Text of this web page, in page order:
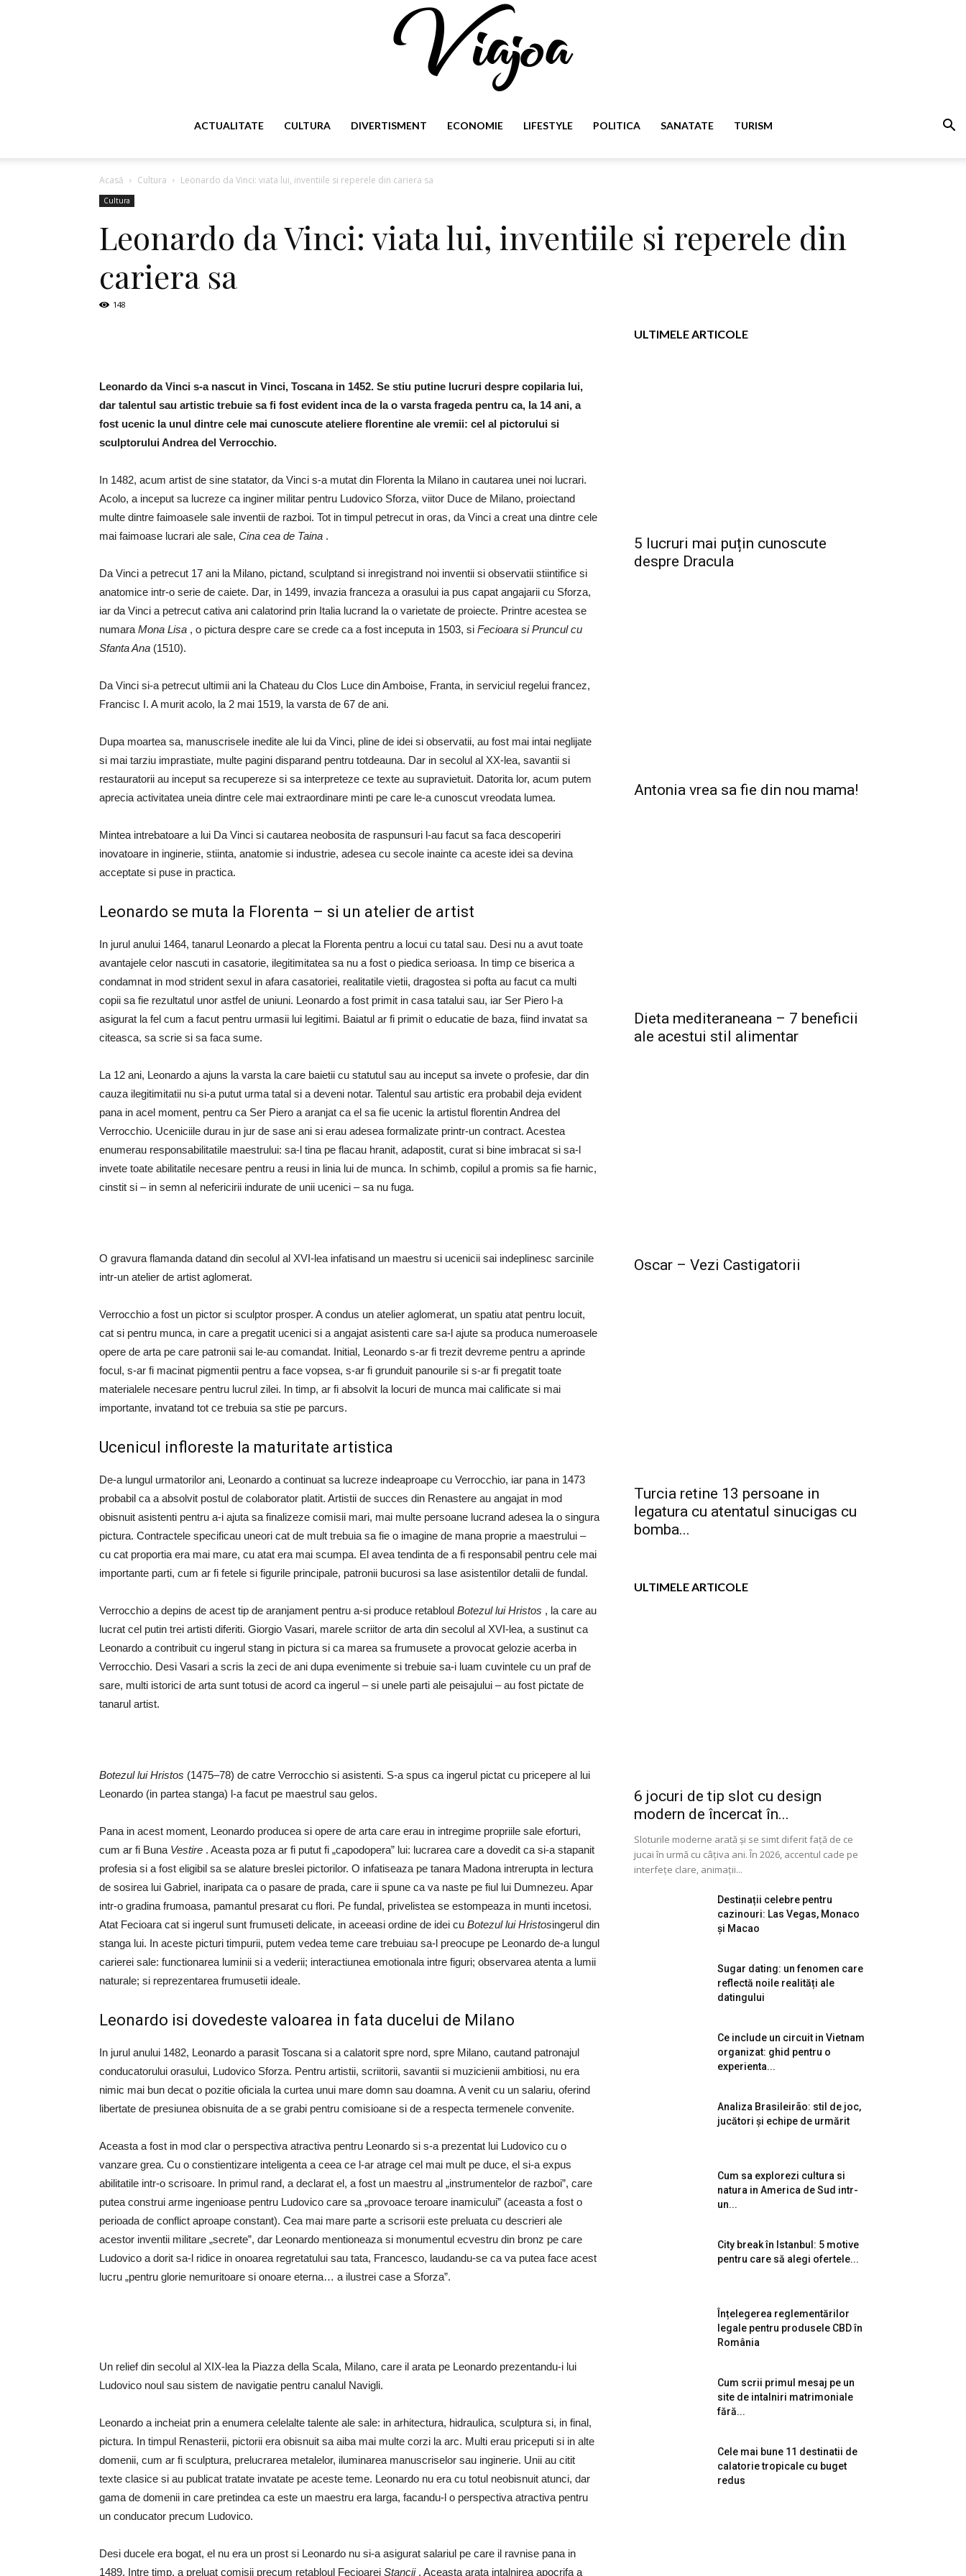
ACTUALITATE CULTURA DIVERTISMENT ECONOMIE LIFESTYLE POLITICA SANATATE TURISM
Acasă Cultura Leonardo da Vinci: viata lui, inventiile si reperele din cariera sa
Cultura
Leonardo da Vinci: viata lui, inventiile si reperele din
cariera sa
148
Leonardo da Vinci s-a nascut in Vinci, Toscana in 1452. Se stiu putine lucruri despre copilaria lui,
dar talentul sau artistic trebuie sa fi fost evident inca de la o varsta frageda pentru ca, la 14 ani, a
fost ucenic la unul dintre cele mai cunoscute ateliere florentine ale vremii: cel al pictorului si
sculptorului Andrea del Verrocchio.
In 1482, acum artist de sine statator, da Vinci s-a mutat din Florenta la Milano in cautarea unei noi lucrari.
Acolo, a inceput sa lucreze ca inginer militar pentru Ludovico Sforza, viitor Duce de Milano, proiectand
multe dintre faimoasele sale inventii de razboi. Tot in timpul petrecut in oras, da Vinci a creat una dintre cele
mai faimoase lucrari ale sale, Cina cea de Taina .
Da Vinci a petrecut 17 ani la Milano, pictand, sculptand si inregistrand noi inventii si observatii stiintifice si
anatomice intr-o serie de caiete. Dar, in 1499, invazia franceza a orasului ia pus capat angajarii cu Sforza,
iar da Vinci a petrecut cativa ani calatorind prin Italia lucrand la o varietate de proiecte. Printre acestea se
numara Mona Lisa , o pictura despre care se crede ca a fost inceputa in 1503, si Fecioara si Pruncul cu
Sfanta Ana (1510).
Da Vinci si-a petrecut ultimii ani la Chateau du Clos Luce din Amboise, Franta, in serviciul regelui francez,
Francisc I. A murit acolo, la 2 mai 1519, la varsta de 67 de ani.
Dupa moartea sa, manuscrisele inedite ale lui da Vinci, pline de idei si observatii, au fost mai intai neglijate
si mai tarziu imprastiate, multe pagini disparand pentru totdeauna. Dar in secolul al XX-lea, savantii si
restauratorii au inceput sa recupereze si sa interpreteze ce texte au supravietuit. Datorita lor, acum putem
aprecia activitatea uneia dintre cele mai extraordinare minti pe care le-a cunoscut vreodata lumea.
Mintea intrebatoare a lui Da Vinci si cautarea neobosita de raspunsuri l-au facut sa faca descoperiri
inovatoare in inginerie, stiinta, anatomie si industrie, adesea cu secole inainte ca aceste idei sa devina
acceptate si puse in practica.
Leonardo se muta la Florenta – si un atelier de artist
In jurul anului 1464, tanarul Leonardo a plecat la Florenta pentru a locui cu tatal sau. Desi nu a avut toate
avantajele celor nascuti in casatorie, ilegitimitatea sa nu a fost o piedica serioasa. In timp ce biserica a
condamnat in mod strident sexul in afara casatoriei, realitatile vietii, dragostea si pofta au facut ca multi
copii sa fie rezultatul unor astfel de uniuni. Leonardo a fost primit in casa tatalui sau, iar Ser Piero l-a
asigurat la fel cum a facut pentru urmasii lui legitimi. Baiatul ar fi primit o educatie de baza, fiind invatat sa
citeasca, sa scrie si sa faca sume.
La 12 ani, Leonardo a ajuns la varsta la care baietii cu statutul sau au inceput sa invete o profesie, dar din
cauza ilegitimitatii nu si-a putut urma tatal si a deveni notar. Talentul sau artistic era probabil deja evident
pana in acel moment, pentru ca Ser Piero a aranjat ca el sa fie ucenic la artistul florentin Andrea del
Verrocchio. Uceniciile durau in jur de sase ani si erau adesea formalizate printr-un contract. Acestea
enumerau responsabilitatile maestrului: sa-l tina pe flacau hranit, adapostit, curat si bine imbracat si sa-l
invete toate abilitatile necesare pentru a reusi in linia lui de munca. In schimb, copilul a promis sa fie harnic,
cinstit si – in semn al nefericirii indurate de unii ucenici – sa nu fuga.
O gravura flamanda datand din secolul al XVI-lea infatisand un maestru si ucenicii sai indeplinesc sarcinile
intr-un atelier de artist aglomerat.
Verrocchio a fost un pictor si sculptor prosper. A condus un atelier aglomerat, un spatiu atat pentru locuit,
cat si pentru munca, in care a pregatit ucenici si a angajat asistenti care sa-l ajute sa produca numeroasele
opere de arta pe care patronii sai le-au comandat. Initial, Leonardo s-ar fi trezit devreme pentru a aprinde
focul, s-ar fi macinat pigmentii pentru a face vopsea, s-ar fi grunduit panourile si s-ar fi pregatit toate
materialele necesare pentru lucrul zilei. In timp, ar fi absolvit la locuri de munca mai calificate si mai
importante, invatand tot ce trebuia sa stie pe parcurs.
Ucenicul infloreste la maturitate artistica
De-a lungul urmatorilor ani, Leonardo a continuat sa lucreze indeaproape cu Verrocchio, iar pana in 1473
probabil ca a absolvit postul de colaborator platit. Artistii de succes din Renastere au angajat in mod
obisnuit asistenti pentru a-i ajuta sa finalizeze comisii mari, mai multe persoane lucrand adesea la o singura
pictura. Contractele specificau uneori cat de mult trebuia sa fie o imagine de mana proprie a maestrului –
cu cat proportia era mai mare, cu atat era mai scumpa. El avea tendinta de a fi responsabil pentru cele mai
importante parti, cum ar fi fetele si figurile principale, patronii bucurosi sa lase asistentilor detalii de fundal.
Verrocchio a depins de acest tip de aranjament pentru a-si produce retabloul Botezul lui Hristos , la care au
lucrat cel putin trei artisti diferiti. Giorgio Vasari, marele scriitor de arta din secolul al XVI-lea, a sustinut ca
Leonardo a contribuit cu ingerul stang in pictura si ca marea sa frumusete a provocat gelozie acerba in
Verrocchio. Desi Vasari a scris la zeci de ani dupa evenimente si trebuie sa-i luam cuvintele cu un praf de
sare, multi istorici de arta sunt totusi de acord ca ingerul – si unele parti ale peisajului – au fost pictate de
tanarul artist.
Botezul lui Hristos (1475–78) de catre Verrocchio si asistenti. S-a spus ca ingerul pictat cu pricepere al lui
Leonardo (in partea stanga) l-a facut pe maestrul sau gelos.
Pana in acest moment, Leonardo producea si opere de arta care erau in intregime propriile sale eforturi,
cum ar fi Buna Vestire . Aceasta poza ar fi putut fi „capodopera” lui: lucrarea care a dovedit ca si-a stapanit
profesia si a fost eligibil sa se alature breslei pictorilor. O infatiseaza pe tanara Madona intrerupta in lectura
de sosirea lui Gabriel, inaripata ca o pasare de prada, care ii spune ca va naste pe fiul lui Dumnezeu. Apar
intr-o gradina frumoasa, pamantul presarat cu flori. Pe fundal, privelistea se estompeaza in munti incetosi.
Atat Fecioara cat si ingerul sunt frumuseti delicate, in aceeasi ordine de idei cu Botezul lui Hristosingerul din
stanga lui. In aceste picturi timpurii, putem vedea teme care trebuiau sa-l preocupe pe Leonardo de-a lungul
carierei sale: functionarea luminii si a vederii; interactiunea emotionala intre figuri; observarea atenta a lumii
naturale; si reprezentarea frumusetii ideale.
Leonardo isi dovedeste valoarea in fata ducelui de Milano
In jurul anului 1482, Leonardo a parasit Toscana si a calatorit spre nord, spre Milano, cautand patronajul
conducatorului orasului, Ludovico Sforza. Pentru artistii, scriitorii, savantii si muzicienii ambitiosi, nu era
nimic mai bun decat o pozitie oficiala la curtea unui mare domn sau doamna. A venit cu un salariu, oferind
libertate de presiunea obisnuita de a se grabi pentru comisioane si de a respecta termenele convenite.
Aceasta a fost in mod clar o perspectiva atractiva pentru Leonardo si s-a prezentat lui Ludovico cu o
vanzare grea. Cu o constientizare inteligenta a ceea ce l-ar atrage cel mai mult pe duce, el si-a expus
abilitatile intr-o scrisoare. In primul rand, a declarat el, a fost un maestru al „instrumentelor de razboi”, care
putea construi arme ingenioase pentru Ludovico care sa „provoace teroare inamicului” (aceasta a fost o
perioada de conflict aproape constant). Cea mai mare parte a scrisorii este preluata cu descrieri ale
acestor inventii militare „secrete”, dar Leonardo mentioneaza si monumentul ecvestru din bronz pe care
Ludovico a dorit sa-l ridice in onoarea regretatului sau tata, Francesco, laudandu-se ca va putea face acest
lucru „pentru glorie nemuritoare si onoare eterna… a ilustrei case a Sforza”.
Un relief din secolul al XIX-lea la Piazza della Scala, Milano, care il arata pe Leonardo prezentandu-i lui
Ludovico noul sau sistem de navigatie pentru canalul Navigli.
Leonardo a incheiat prin a enumera celelalte talente ale sale: in arhitectura, hidraulica, sculptura si, in final,
pictura. In timpul Renasterii, pictorii era obisnuit sa aiba mai multe corzi la arc. Multi erau priceputi si in alte
domenii, cum ar fi sculptura, prelucrarea metalelor, iluminarea manuscriselor sau inginerie. Unii au citit
texte clasice si au publicat tratate invatate pe aceste teme. Leonardo nu era cu totul neobisnuit atunci, dar
gama de domenii in care pretindea ca este un maestru era larga, facandu-l o perspectiva atractiva pentru
un conducator precum Ludovico.
Desi ducele era bogat, el nu era un prost si Leonardo nu si-a asigurat salariul pe care il ravnise pana in
1489. Intre timp, a preluat comisii precum retabloul Fecioarei Stancii. Aceasta arata intalnirea apocrifa a
ULTIMELE ARTICOLE
5 lucruri mai puțin cunoscute
despre Dracula
Antonia vrea sa fie din nou mama!
Dieta mediteraneana – 7 beneficii
ale acestui stil alimentar
Oscar – Vezi Castigatorii
Turcia retine 13 persoane in
legatura cu atentatul sinucigas cu
bomba...
ULTIMELE ARTICOLE
6 jocuri de tip slot cu design
modern de încercat în...
Sloturile moderne arată și se simt diferit față de ce
jucai în urmă cu câțiva ani. În 2026, accentul cade pe
interfețe clare, animații...
Destinații celebre pentru
cazinouri: Las Vegas, Monaco
și Macao
Sugar dating: un fenomen care
reflectă noile realități ale
datingului
Ce include un circuit in Vietnam
organizat: ghid pentru o
experienta...
Analiza Brasileirão: stil de joc,
jucători și echipe de urmărit
Cum sa explorezi cultura si
natura in America de Sud intr-
un...
City break în Istanbul: 5 motive
pentru care să alegi ofertele...
Înțelegerea reglementărilor
legale pentru produsele CBD în
România
Cum scrii primul mesaj pe un
site de intalniri matrimoniale
fără...
Cele mai bune 11 destinatii de
calatorie tropicale cu buget
redus